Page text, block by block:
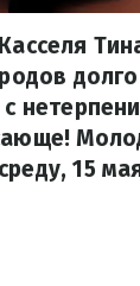
15